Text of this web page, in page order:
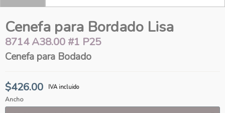
Cenefa para Bordado Lisa
8714 A38.00 #1 P25
Cenefa para Bodado
$426.00 IVA incluido
Ancho